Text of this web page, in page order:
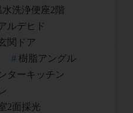
水洗浄便座2階
ルデヒド
関ドア
樹脂アングル
ターキッチン
2面採光